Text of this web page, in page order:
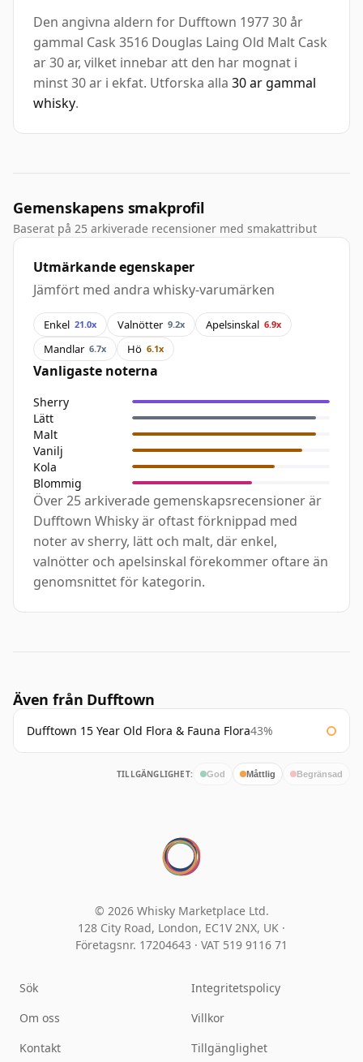
Den angivna aldern for Dufftown 1977 30 år
gammal Cask 3516 Douglas Laing Old Malt Cask
ar 30 ar, vilket innebar att den har mognat i
minst 30 ar i ekfat. Utforska alla 30 ar gammal
whisky.
Gemenskapens smakprofil
Baserat på 25 arkiverade recensioner med smakattribut
Utmärkande egenskaper
Jämfört med andra whisky-varumärken
Enkel 21.0x Valnötter 9.2x Apelsinskal 6.9x
Mandlar 6.7x Hö 6.1x
Vanligaste noterna
Sherry
Lätt
Malt
Vanilj
Kola
Blommig
Över 25 arkiverade gemenskapsrecensioner är
Dufftown Whisky är oftast förknippad med
noter av sherry, lätt och malt, där enkel,
valnötter och apelsinskal förekommer oftare än
genomsnittet för kategorin.
Även från Dufftown
Dufftown 15 Year Old Flora & Fauna Flora43%
TILLGÄNGLIGHET: God Måttlig Begränsad
© 2026 Whisky Marketplace Ltd.
128 City Road, London, EC1V 2NX, UK ·
Företagsnr. 17204643 · VAT 519 9116 71
Sök
Om oss
Kontakt
Integritetspolicy
Villkor
Tillgänglighet